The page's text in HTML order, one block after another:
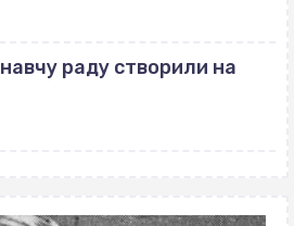
раду створили на